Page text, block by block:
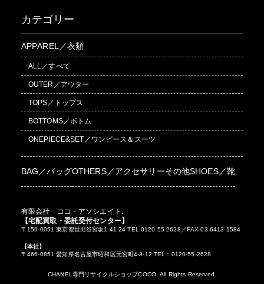
カテゴリー
APPAREL／衣類
ALL／すべて
OUTER／アウター
TOPS／トップス
BOTTOMS／ボトム
ONEPIECE&SET／ワンピース＆スーツ
BAG／バッグOTHERS／アクセサリーその他SHOES／靴
有限会社 ココ・アソシエイト.
【宅配買取・委託受付センター】
〒156-0051 東京都世田谷宮坂1-41-24 TEL 0120-55-2628／FAX 03-6413-1584
【本社】
〒466-0851 愛知県名古屋市昭和区元宮町4-3-12 TEL：0120-55-2628
CHANEL専門リサイクルショップCOCO. All Rights Reserved.